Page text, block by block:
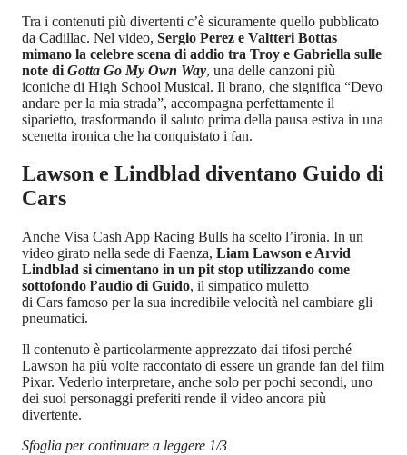
Tra i contenuti più divertenti c’è sicuramente quello pubblicato
da Cadillac. Nel video, Sergio Perez e Valtteri Bottas
mimano la celebre scena di addio tra Troy e Gabriella sulle
note di Gotta Go My Own Way, una delle canzoni più
iconiche di High School Musical. Il brano, che significa “Devo
andare per la mia strada”, accompagna perfettamente il
siparietto, trasformando il saluto prima della pausa estiva in una
scenetta ironica che ha conquistato i fan.
Lawson e Lindblad diventano Guido di
Cars
Anche Visa Cash App Racing Bulls ha scelto l’ironia. In un
video girato nella sede di Faenza, Liam Lawson e Arvid
Lindblad si cimentano in un pit stop utilizzando come
sottofondo l’audio di Guido, il simpatico muletto
di Cars famoso per la sua incredibile velocità nel cambiare gli
pneumatici.
Il contenuto è particolarmente apprezzato dai tifosi perché
Lawson ha più volte raccontato di essere un grande fan del film
Pixar. Vederlo interpretare, anche solo per pochi secondi, uno
dei suoi personaggi preferiti rende il video ancora più
divertente.
Sfoglia per continuare a leggere 1/3